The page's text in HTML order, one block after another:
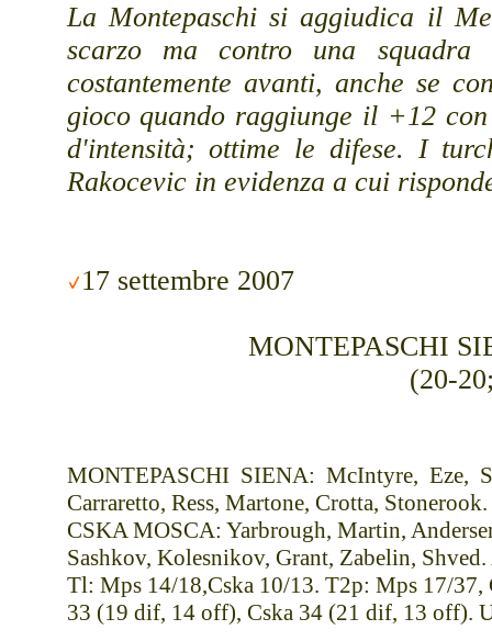
La Montepaschi si aggiudica il
scarzo ma contro una
costantemente avanti, anche se
gioco quando raggiunge il +12
d'intensità; ottime le difese. I
Rakocevic in evidenza a cui
17 settembre 2007
MONTEPASCHI
(20-
MONTEPASCHI SIENA: McIntyre, Eze,
Carraretto, Ress, Martone, Crotta,
CSKA MOSCA: Yarbrough, Martin,
Sashkov, Kolesnikov, Grant, Zabelin,
Tl: Mps 14/18,Cska 10/13. T2p: Mps 17/
33 (19 dif, 14 off), Cska 34 (21 dif, 13 off).